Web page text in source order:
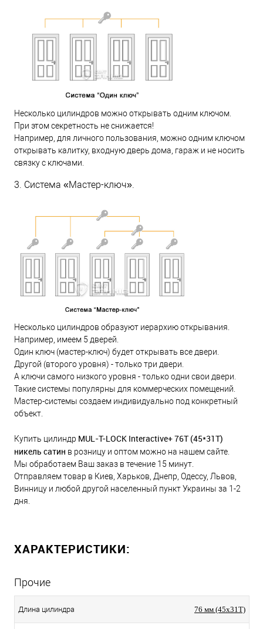
Несколько цилиндров можно открывать одним ключом.
При этом секретность не снижается!
Например, для личного пользования, можно одним ключом
открывать калитку, входную дверь дома, гараж и не носить
связку с ключами.
3. Система «Мастер-ключ».
Несколько цилиндров образуют иерархию открывания.
Например, имеем 5 дверей.
Один ключ (мастер-ключ) будет открывать все двери.
Другой (второго уровня) - только три двери.
А ключи самого низкого уровня - только одни свои двери.
Такие системы популярны для коммерческих помещений.
Мастер-системы создаем индивидуально под конкретный
объект.
Купить цилиндр MUL-T-LOCK Interactive+ 76Т (45*31T)
никель сатин в розницу и оптом можно на нашем сайте.
Мы обработаем Ваш заказ в течение 15 минут.
Отправляем товар в Киев, Харьков, Днепр, Одессу, Львов,
Винницу и любой другой населенный пункт Украины за 1-2
дня.
ХАРАКТЕРИСТИКИ:
Прочие
Длина цилиндра 76 мм (45x31T)